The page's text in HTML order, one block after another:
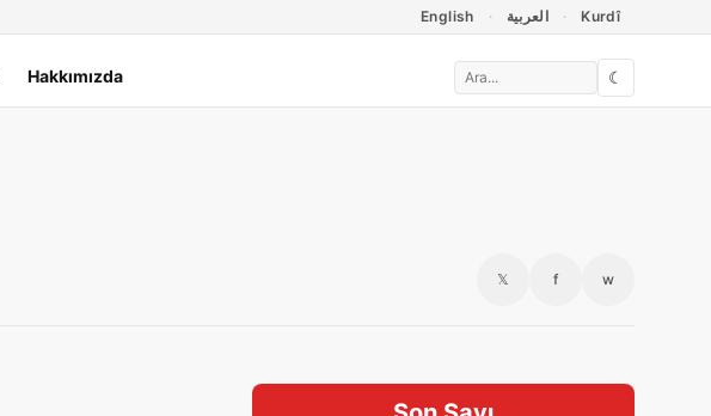
English العربية Kurdî
Hakkımızda ☾
𝕏 f w